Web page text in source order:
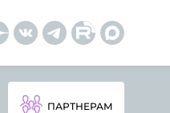
ПАРТНЕРАМ